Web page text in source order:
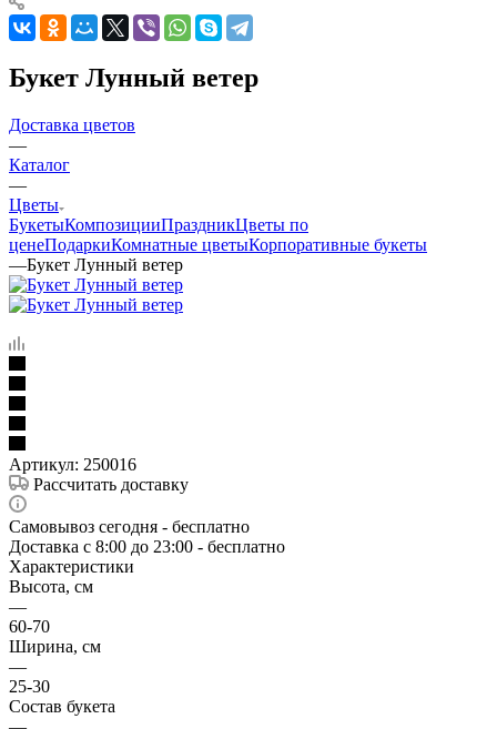
Букет Лунный ветер
Доставка цветов
—
Каталог
—
Цветы
БукетыКомпозицииПраздникЦветы по
ценеПодаркиКомнатные цветыКорпоративные букеты
—Букет Лунный ветер
Артикул: 250016
Рассчитать доставку
Самовывоз сегодня - бесплатно
Доставка c 8:00 до 23:00 - бесплатно
Характеристики
Высота, см
—
60-70
Ширина, см
—
25-30
Состав букета